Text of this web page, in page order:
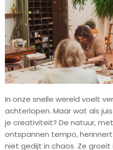
In onze snelle wereld voelt
achterlopen. Maar wat als
je creativiteit? De natuur,
ontspannen tempo,
niet gedijt in chaos. Ze groeit